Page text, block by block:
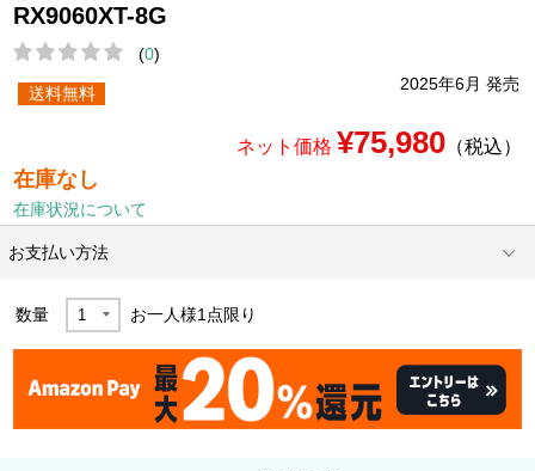
RX9060XT-8G
(0)
2025年6月 発売
送料無料
ネット価格 ¥75,980（税込）
在庫なし
在庫状況について
お支払い方法
数量 お一人様1点限り